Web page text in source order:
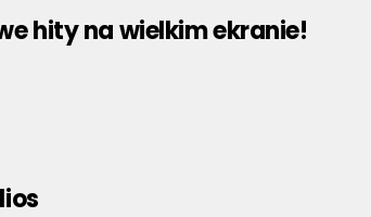
hity na wielkim ekranie!